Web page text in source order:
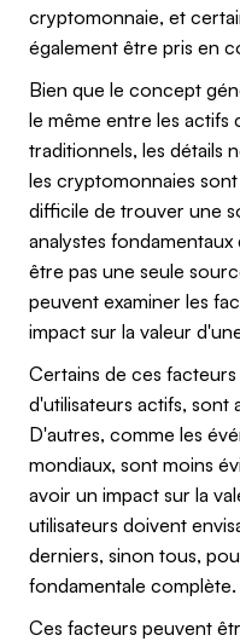
cryptomonnaie, et
également être pris en
Bien que le concept
le même entre les
traditionnels, les détails
les cryptomonnaies
difficile de trouver une
analystes
être pas une seule
peuvent examiner les
impact sur la valeur
Certains de ces
d'utilisateurs actifs, sont
D'autres, comme les
mondiaux, sont moins
avoir un impact sur la
utilisateurs doivent
derniers, sinon tous,
fondamentale complète.
Ces facteurs peuvent